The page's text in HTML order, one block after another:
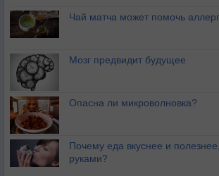
Чай матча может помочь
Мозг предвидит будущее
Опасна ли микроволновка?
Почему еда вкуснее и
руками?